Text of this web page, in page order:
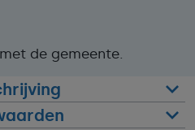
de gemeente.